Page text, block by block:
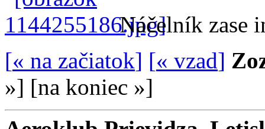
Náčelník zase
[« na začiatok] [« vzad]
»] [na koniec »]